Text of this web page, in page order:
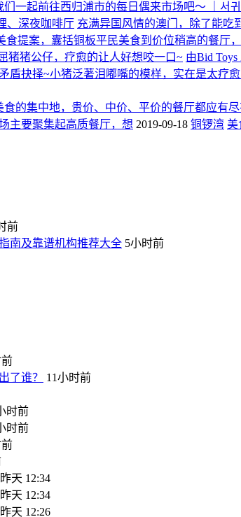
一起前往西归浦市的每日偶来市场吧～ ｜서귀
、深夜咖啡厅 充满异国风情的澳门，除了能吃
提案，囊括铜板平民美食到价位稍高的餐厅
猪猪公仔，疗愈的让人好想咬一口~ 由Bid
盾抉择~小猪泛著泪嘟嘴的模样，实在是太疗
食的集中地，贵价、中价、平价的餐厅都应有
主要聚集起高质餐厅，想 2019-09-18 铜锣湾 美
前
南及靠谱机构推荐大全 5小时前
了谁？
11小时前
时前
时前
昨天 12:34
昨天 12:34
昨天 12:26